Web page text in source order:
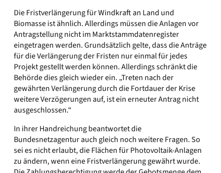
Die Fristverlängerung für Windkraft an Land und
Biomasse ist ähnlich. Allerdings müssen die Anlagen vor
Antragstellung nicht im Marktstammdatenregister
eingetragen werden. Grundsätzlich gelte, dass die Anträge
für die Verlängerung der Fristen nur einmal für jedes
Projekt gestellt werden können. Allerdings schränkt die
Behörde dies gleich wieder ein. „Treten nach der
gewährten Verlängerung durch die Fortdauer der Krise
weitere Verzögerungen auf, ist ein erneuter Antrag nicht
ausgeschlossen.“
In ihrer Handreichung beantwortet die
Bundesnetzagentur auch gleich noch weitere Fragen. So
sei es nicht erlaubt, die Flächen für Photovoltaik-Anlagen
zu ändern, wenn eine Fristverlängerung gewährt wurde.